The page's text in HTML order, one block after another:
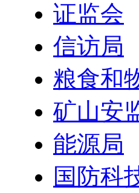
证监会
信访局
粮食和
矿山安
能源局
国防科